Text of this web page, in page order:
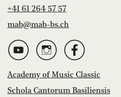
+41 61 264 57 57
mab@mab-bs.ch
Academy of Music Classic
Schola Cantorum Basiliensis